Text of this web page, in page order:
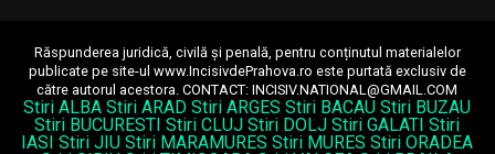
Răspunderea juridică, civilă și penală, pentru conținutul materialelor
publicate pe site-ul www.IncisivdePrahova.ro este purtată exclusiv de
către autorul acestora.CONTACT: INCISIV.NATIONAL@GMAIL.COM
Stiri ALBA Stiri ARAD Stiri ARGES Stiri BACAU Stiri BUZAU
Stiri BUCURESTI Stiri CLUJ Stiri DOLJ Stiri GALATI Stiri
IASI Stiri JIU Stiri MARAMURES Stiri MURES Stiri ORADEA